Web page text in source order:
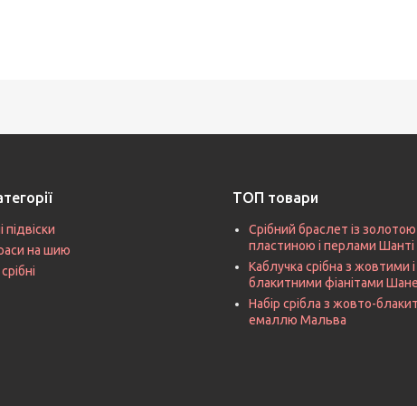
підвіски
на шию
ТОП товари
Срібний браслет із золотою
пластиною і перлами Шанті
Каблучка срібна з жовтими і
блакитними фіанітами
Набір срібла з жовто-
емаллю Мальва